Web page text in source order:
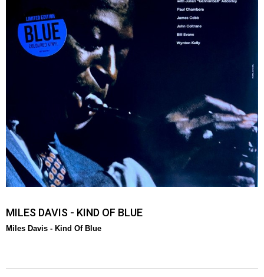
MILES DAVIS - KIND OF BLUE
Miles Davis - Kind Of Blue